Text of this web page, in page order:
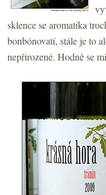
sklence se aromatika
bonbónovatí, stále je to
nepřirozené. Hodně se